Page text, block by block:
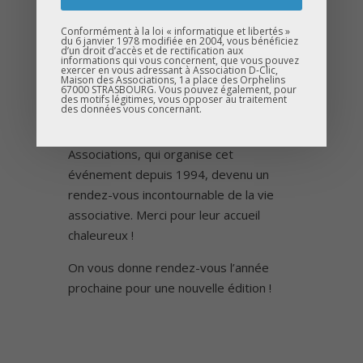
rentrée !
Un immense merci à tous les
participants pour leur enthousiasme,
ainsi qu’à Mélanie Falibois pour sa
superbe lecture !
Associations, qui organise cet
événement depuis 1994, devenu un
rendez-vous incontournable de la vie
associative. Merci pour leur accueil
chaleureux !
On vous donne rendez-vous l’année
prochaine pour une nouvelle édition !
Conformément à la loi « informatique et libertés »
du 6 janvier 1978 modifiée en 2004, vous bénéficiez
d’un droit d’accès et de rectification aux
informations qui vous concernent, que vous pouvez
exercer en vous adressant à Association D-Clic,
Maison des Associations, 1a place des Orphelins
67000 STRASBOURG. Vous pouvez également, pour
des motifs légitimes, vous opposer au traitement
des données vous concernant.